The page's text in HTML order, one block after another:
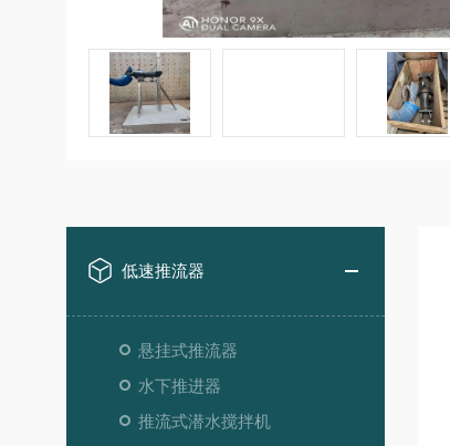
低速推流器
悬挂式推流器
水下推进器
推流式潜水搅拌机